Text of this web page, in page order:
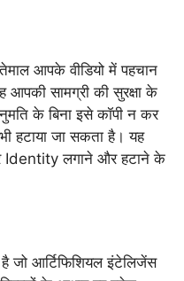
आपके वीडियो में पहचान
आपकी सामग्री की सुरक्षा के
के बिना इसे कॉपी न कर
जा सकता है। यह
Identity लगाने और हटाने के
जो आर्टिफिशियल इंटेलिजेंस